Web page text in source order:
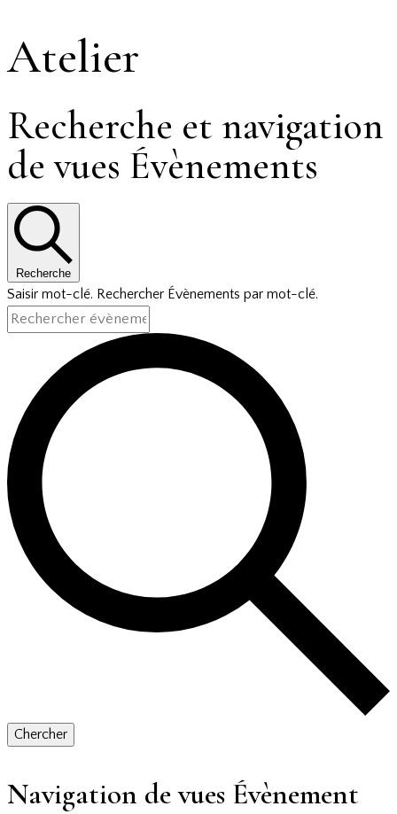
Atelier
Recherche et navigation
de vues Évènements
Recherche
Saisir mot-clé. Rechercher Évènements par mot-clé.
Chercher
Navigation de vues Évènement